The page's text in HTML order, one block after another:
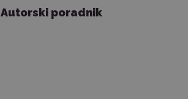
Autorski poradnik